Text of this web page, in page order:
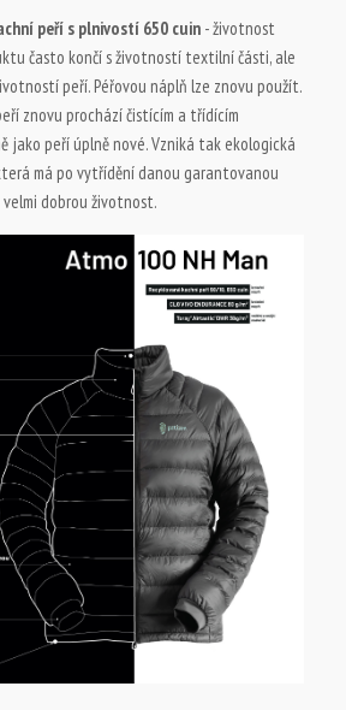
peří s plnivostí 650 cuin - životnost
často končí s životností textilní části, ale
peří. Péřovou náplň lze znovu použít.
znovu prochází čistícím a třídícím
jako peří úplně nové. Vzniká tak ekologická
má po vytřídění danou garantovanou
dobrou životnost.